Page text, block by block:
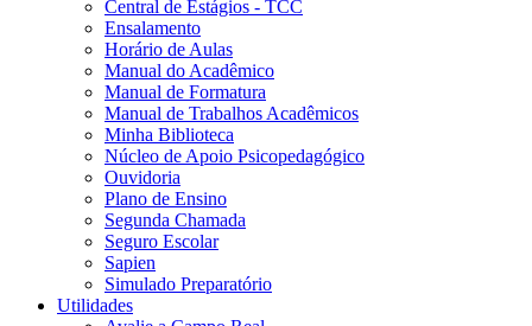
Central de Estágios - TCC
Ensalamento
Horário de Aulas
Manual do Acadêmico
Manual de Formatura
Manual de Trabalhos Acadêmicos
Minha Biblioteca
Núcleo de Apoio Psicopedagógico
Ouvidoria
Plano de Ensino
Segunda Chamada
Seguro Escolar
Sapien
Simulado Preparatório
Utilidades